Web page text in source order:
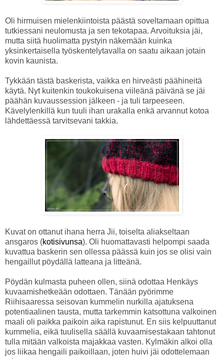
Oli hirmuisen mielenkiintoista päästä soveltamaan opittua
tutkiessani neulomusta ja sen tekotapaa. Arvoituksia jäi,
mutta siitä huolimatta pystyin näkemään kuinka
yksinkertaisella työskentelytavalla on saatu aikaan jotain
kovin kaunista.
Tykkään tästä baskerista, vaikka en hirveästi päähineitä
käytä. Nyt kuitenkin toukokuisena viileänä päivänä se jäi
päähän kuvaussession jälkeen - ja tuli tarpeeseen.
Kävelylenkillä kun tuuli ihan urakalla enkä arvannut kotoa
lähdettäessä tarvitsevani takkia.
Kuvat on ottanut ihana herra Jii, toiselta aliakseltaan
ansgaros (kotisivunsa). Oli huomattavasti helpompi saada
kuvattua baskerin sen ollessa päässä kuin jos se olisi vain
hengaillut pöydällä latteana ja litteänä.
Pöydän kulmasta puheen ollen, siinä odottaa Henkäys
kuvaamishetkeään odottaen. Tänään pyörimme
Riihisaaressa seisovan kummelin nurkilla ajatuksena
potentiaalinen tausta, mutta tarkemmin katsottuna valkoinen
maali oli paikka paikoin aika rapistunut. En siis kelpuuttanut
kummelia, eikä tuulisella säällä kuvaamisestakaan tahtonut
tulla mitään valkoista majakkaa vasten. Kylmäkin alkoi olla
jos liikaa hengaili paikoillaan, joten huivi jäi odottelemaan